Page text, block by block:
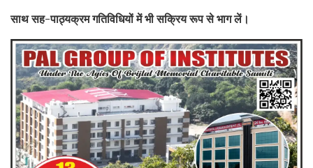
साथ सह-पाठ्यक्रम गतिविधियों में भी सक्रिय रूप से भाग लें।